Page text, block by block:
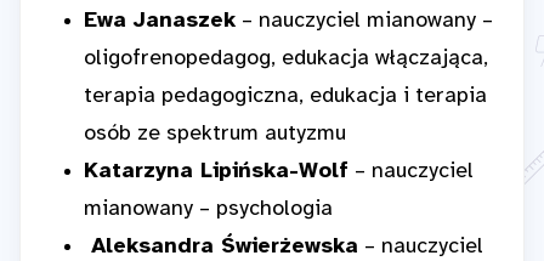
Ewa Janaszek – nauczyciel mianowany –
oligofrenopedagog, edukacja włączająca,
terapia pedagogiczna, edukacja i terapia
osób ze spektrum autyzmu
Katarzyna Lipińska-Wolf – nauczyciel
mianowany – psychologia
Aleksandra Świerżewska – nauczyciel